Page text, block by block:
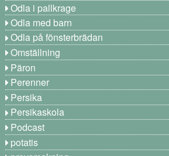
Odla i pallkrage
Odla med barn
Odla på fönsterbrädan
Omställning
Päron
Perenner
Persika
Persikaskola
Podcast
potatis